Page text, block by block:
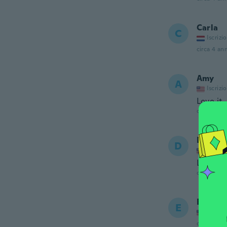
C Carla
circa 4
A Amy
Love it
circa 4
D Dawn
Looks
circa 4
E Euna
circa 4